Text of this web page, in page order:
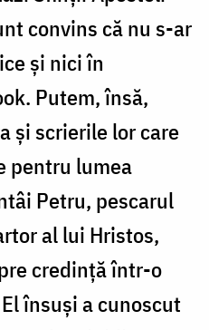
convins că nu s-ar
și nici în
Putem, însă,
și scrierile lor care
pentru lumea
Petru, pescarul
al lui Hristos,
credință într-o
El însuși a cunoscut